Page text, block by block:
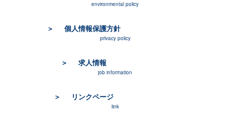
environmental policy
個人情報保護方針
privacy policy
求人情報
job information
リンクページ
link